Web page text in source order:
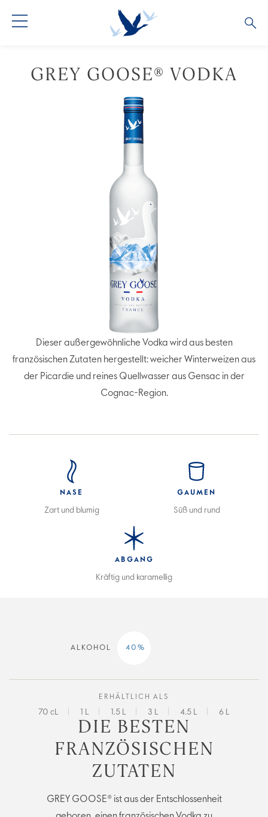
COCKTAIL COLLECTIONS
GREY GOOSE® VODKA
Dieser außergewöhnliche Vodka wird aus besten
französischen Zutaten hergestellt: weicher Winterweizen aus
der Picardie und reines Quellwasser aus Gensac in der
Cognac-Region.
NASE
Zart und blumig
GAUMEN
Süß und rund
ABGANG
Kräftig und karamellig
ALKOHOL 40 %
ERHÄLTLICH ALS
70 cL 1 L 1.5 L 3 L 4.5 L 6 L
DIE BESTEN
FRANZÖSISCHEN
ZUTATEN
GREY GOOSE® ist aus der Entschlossenheit